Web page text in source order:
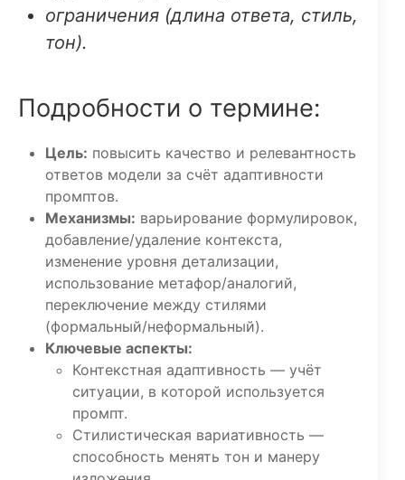
ограничения (длина ответа, стиль,
тон).
Подробности о термине:
Цель: повысить качество и релевантность
ответов модели за счёт адаптивности
промптов.
Механизмы: варьирование формулировок,
добавление/удаление контекста,
изменение уровня детализации,
использование метафор/аналогий,
переключение между стилями
(формальный/неформальный).
Ключевые аспекты:
Контекстная адаптивность — учёт
ситуации, в которой используется
промпт.
Стилистическая вариативность —
способность менять тон и манеру